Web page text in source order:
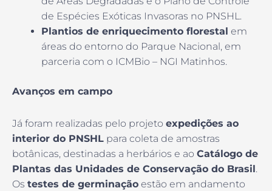
de Espécies Exóticas Invasoras no PNSHL.
Plantios de enriquecimento florestal em
áreas do entorno do Parque Nacional, em
parceria com o ICMBio – NGI Matinhos.
Avanços em campo
Já foram realizadas pelo projeto expedições ao
interior do PNSHL para coleta de amostras
botânicas, destinadas a herbários e ao Catálogo de
Plantas das Unidades de Conservação do Brasil .
Os testes de germinação estão em andamento